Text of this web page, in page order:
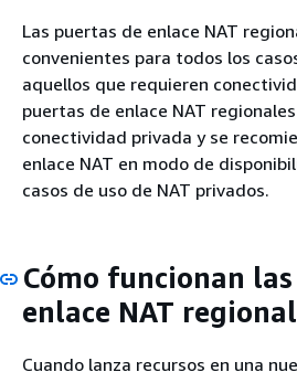
Las puertas de enlace NAT
convenientes para todos los
aquellos que requieren
puertas de enlace NAT
conectividad privada y se
enlace NAT en modo de
casos de uso de NAT privados.
Cómo funcionan
enlace NAT
Cuando lanza recursos en una